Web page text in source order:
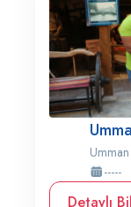
-----
Detaylı